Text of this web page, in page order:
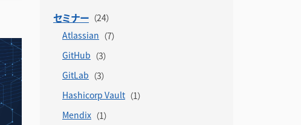
セミナー
Atlassian
GitHub
GitLab
Hashicorp Vault
Mendix